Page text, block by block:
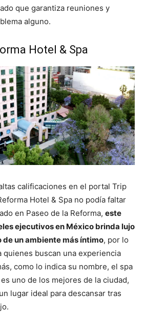
que garantiza reuniones y
alguno.
Hotel & Spa
calificaciones en el portal Trip
Hotel & Spa no podía faltar
en Paseo de la Reforma, este
ejecutivos en México brinda lujo
un ambiente más íntimo, por lo
buscan una experiencia
como lo indica su nombre, el spa
uno de los mejores de la ciudad,
lugar ideal para descansar tras